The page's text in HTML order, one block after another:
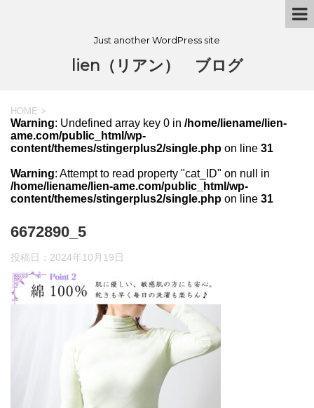
Just another WordPress site
lien（リアン） ブログ
HOME >
Warning: Undefined array key 0 in /home/liename/lien-
ame.com/public_html/wp-
content/themes/stingerplus2/single.php on line 31
Warning: Attempt to read property "cat_ID" on null in
/home/liename/lien-ame.com/public_html/wp-
content/themes/stingerplus2/single.php on line 31
6672890_5
投稿日： 2024年10月19日